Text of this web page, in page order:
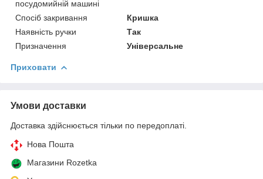
посудомийній машині
Спосіб закривання
Кришка
Наявність ручки
Так
Призначення
Універсальне
Приховати
Умови доставки
Доставка здійснюється тільки по передоплаті.
Нова Пошта
Магазини Rozetka